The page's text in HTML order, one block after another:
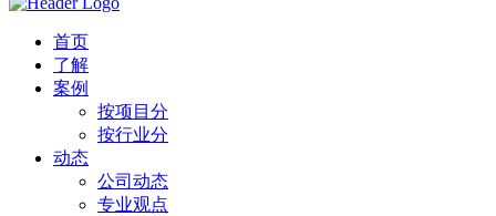
首页
了解
案例
按项目分
按行业分
动态
公司动态
专业观点